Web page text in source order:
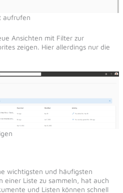
aufrufen
Ansichten mit Filter zur
zeigen. Hier allerdings nur die
wichtigsten und häufigsten
einer Liste zu sammeln, hat auch
und Listen können schnell